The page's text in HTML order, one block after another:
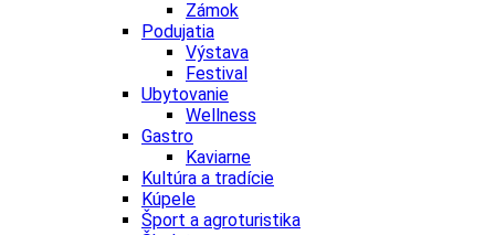
Zámok
Podujatia
Výstava
Festival
Ubytovanie
Wellness
Gastro
Kaviarne
Kultúra a tradície
Kúpele
Šport a agroturistika